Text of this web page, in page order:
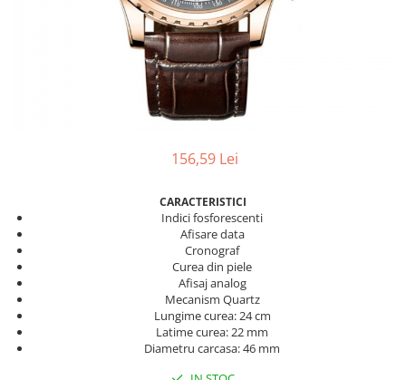
156,59 Lei
CARACTERISTICI
Indici fosforescenti
Afisare data
Cronograf
Curea din piele
Afisaj analog
Mecanism Quartz
Lungime curea: 24 cm
Latime curea: 22 mm
Diametru carcasa: 46 mm